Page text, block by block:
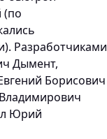
(по
Разработчиками
Дымент,
Борисович
Юрий